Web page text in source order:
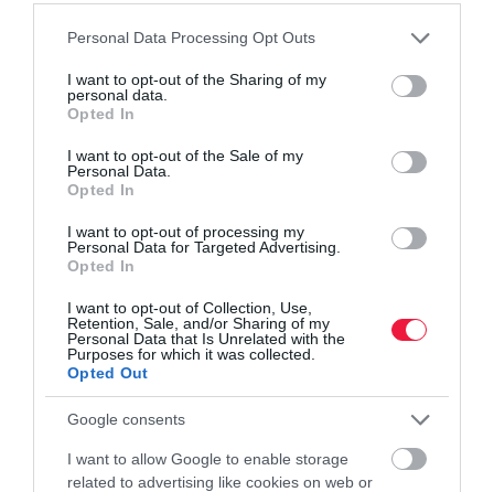
Please note that this website/app uses one or more Google
not limited to your visit or usage behaviour. You may click to
grant or deny consent to Google and its third-party tags to
use your data for below specified purposes in below Google
consent section.
Personal Data Processing Opt Outs
I want to opt-out of the Sharing of my
personal data.
Opted In
I want to opt-out of the Sale of my
Personal Data.
Opted In
I want to opt-out of processing my
Personal Data for Targeted Advertising.
Opted In
I want to opt-out of Collection, Use,
Retention, Sale, and/or Sharing of my
Personal Data that Is Unrelated with the
Purposes for which it was collected.
Opted Out
Google consents
I want to allow Google to enable storage
related to advertising like cookies on web or
space star mitsubishi kisautó